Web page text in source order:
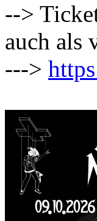
-->
auch als
--->